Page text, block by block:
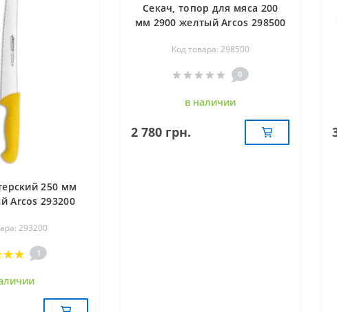
250 мм
Arcos 293200
293200
1
Секач, топор для мяса 200
мм 2900 желтый Arcos 298500
Код товара: 298500
0
в наличии
2 780 грн.